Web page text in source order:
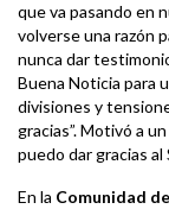
que va pasando en
volverse una razón
nunca dar
Buena Noticia para
divisiones y
gracias”. Motivó a
puedo dar gracias al
En la Comunidad